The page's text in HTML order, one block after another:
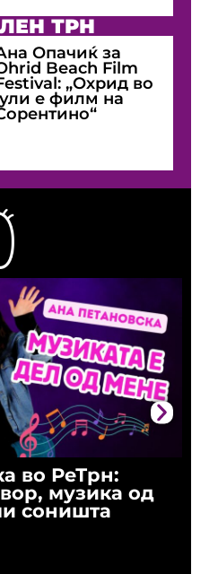
во РеТрн:
музика од
соништа
ТРН
Опачиќ за
Beach Film
„Охрид во
е филм на